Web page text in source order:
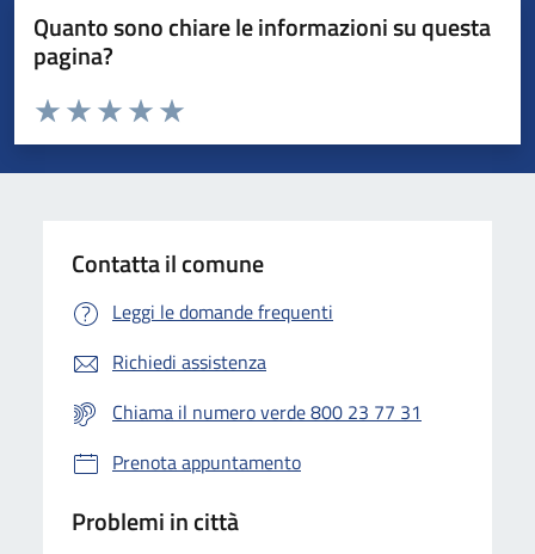
Quanto sono chiare le informazioni su questa
pagina?
Valuta da 1 a 5 stelle la pagina
Valuta 5 stelle su 5
Valuta 4 stelle su 5
Valuta 3 stelle su 5
Valuta 2 stelle su 5
Valuta 1 stelle su 5
Contatta il comune
Leggi le domande frequenti
Richiedi assistenza
Chiama il numero verde 800 23 77 31
Prenota appuntamento
Problemi in città